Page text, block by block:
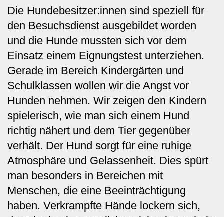
Die Hundebesitzer:innen sind speziell für
den Besuchsdienst ausgebildet worden
und die Hunde mussten sich vor dem
Einsatz einem Eignungstest unterziehen.
Gerade im Bereich Kindergärten und
Schulklassen wollen wir die Angst vor
Hunden nehmen. Wir zeigen den Kindern
spielerisch, wie man sich einem Hund
richtig nähert und dem Tier gegenüber
verhält. Der Hund sorgt für eine ruhige
Atmosphäre und Gelassenheit. Dies spürt
man besonders in Bereichen mit
Menschen, die eine Beeinträchtigung
haben. Verkrampfte Hände lockern sich,